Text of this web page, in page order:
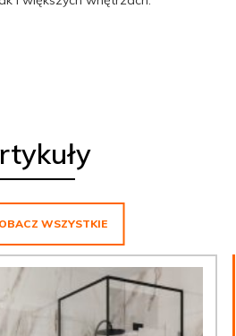
WSZYSTKIE